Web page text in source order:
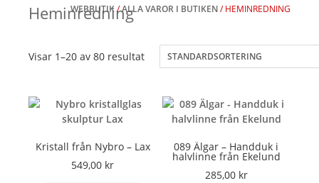
WEBBUTIK/ALLA VAROR I BUTIKEN/ HEMINREDNING
Heminredning
Visar 1–20 av 80 resultat
Kristall från Nybro – Lax
549,00 kr
089 Älgar – Handduk i
halvlinne från Ekelund
285,00 kr